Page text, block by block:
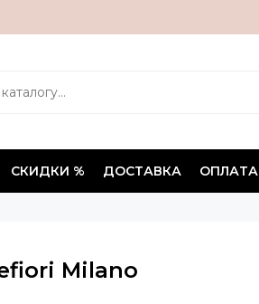
СКИДКИ % ДОСТАВКА ОПЛАТА
Milano